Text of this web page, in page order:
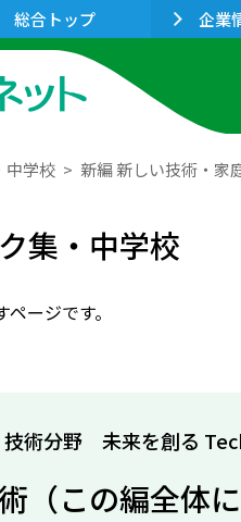
総合トップ 企業
中学校 新編 新しい技術・
集・中学校
ージです。
術分野 未来を創る
この編全体に